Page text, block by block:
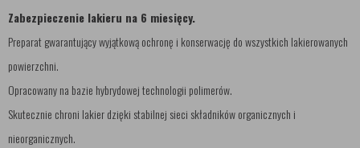
Zabezpieczenie lakieru na 6 miesięcy.
Preparat gwarantujący wyjątkową ochronę i konserwację do wszystkich lakierowanych
powierzchni.
Opracowany na bazie hybrydowej technologii polimerów.
Skutecznie chroni lakier dzięki stabilnej sieci składników organicznych i
nieorganicznych.